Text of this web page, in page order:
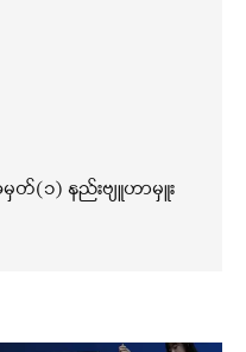
တ်(၁) နည်းဗျူဟာမှူး